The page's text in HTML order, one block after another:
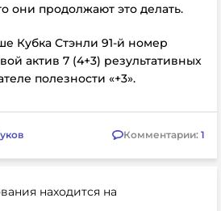
они продолжают это делать.
Кубка Стэнли 91-й номер
актив 7 (4+3) результативных
полезности «+3».
Комментарии: 1
находится на